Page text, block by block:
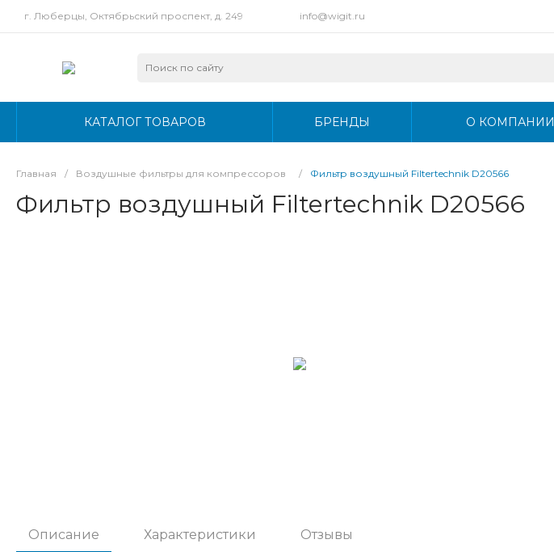
г. Люберцы, Октябрьский проспект, д. 249 info@wigit.ru
КАТАЛОГ ТОВАРОВ БРЕНДЫ О КОМПАНИИ
Главная / Воздушные фильтры для компрессоров / Фильтр воздушный Filtertechnik D20566
Фильтр воздушный Filtertechnik D20566
Описание Характеристики Отзывы